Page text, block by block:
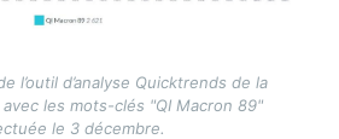
l’outil d’analyse Quicktrends de la
les mots-clés "QI Macron 89"
le 3 décembre.